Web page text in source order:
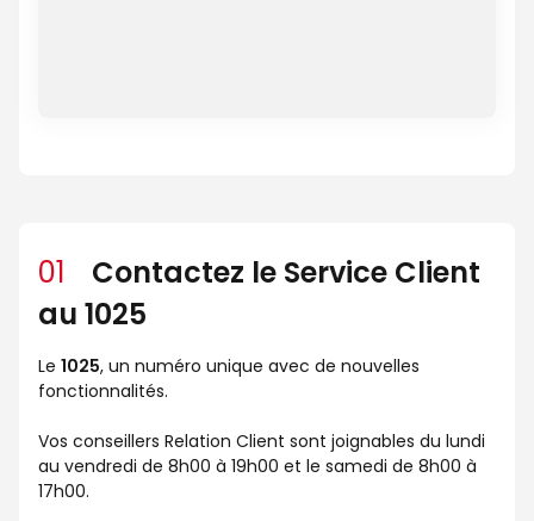
01
Contactez le Service Client
au 1025
Le 1025, un numéro unique avec de nouvelles
fonctionnalités.
Vos conseillers Relation Client sont joignables du lundi
au vendredi de 8h00 à 19h00 et le samedi de 8h00 à
17h00.